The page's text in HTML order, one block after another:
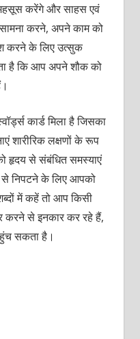
करेंगे और साहस एवं
करने, अपने काम को
करने के लिए उत्‍सुक
है कि आप अपने शौक को
कार्ड मिला है जिसका
शारीरिक लक्षणों के रूप
से संबंधित समस्‍याएं
निपटने के लिए आपको
में कहें तो आप किसी
करने से इनकार कर रहे हैं,
सकता है।